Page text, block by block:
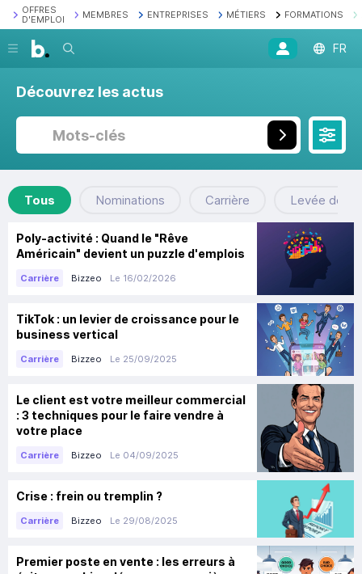
OFFRES
D'EMPLOI
MEMBRES ENTREPRISES MÉTIERS FORMATIONS
Recherche FR
Découvrez les actus
Tous Nominations Carrière Levée de
Poly-activité : Quand le "Rêve
Américain" devient un puzzle d'emplois
Carrière Bizzeo Le 16/02/2026
TikTok : un levier de croissance pour le
business vertical
Carrière Bizzeo Le 25/09/2025
Le client est votre meilleur commercial
: 3 techniques pour le faire vendre à
votre place
Carrière Bizzeo Le 04/09/2025
Crise : frein ou tremplin ?
Carrière Bizzeo Le 29/08/2025
Premier poste en vente : les erreurs à